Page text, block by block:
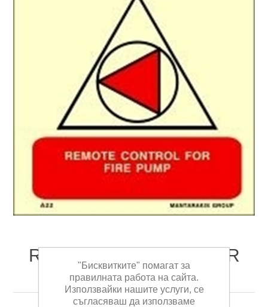
REMOTE CONTROL FOR
FIRE PUMP 15X15
"Бисквитките" помагат за
правилната работа на сайта.
Използвайки нашите услуги, се
съгласяваш да използваме